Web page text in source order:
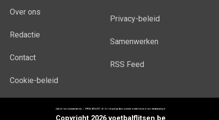
Over ons
Redactie
Contact
Cookie-beleid
Privacy-beleid
Samenwerken
RSS Feed
Copyright 2026 voetbalflitsen.be